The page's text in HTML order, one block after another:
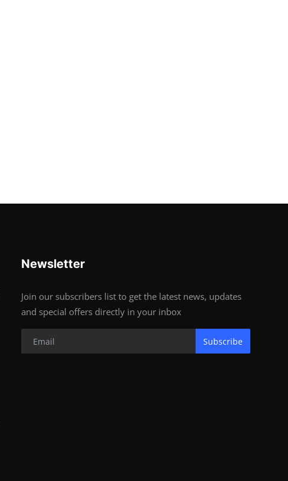
Newsletter
Join our subscribers list to get the latest news, updates
and special offers directly in your inbox
Subscribe